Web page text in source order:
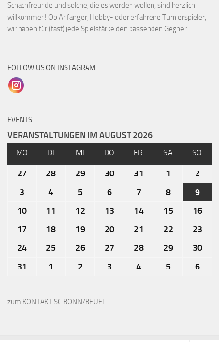
Schachfreunde und solche, die es werden wollen, sind herzlich
willkommen! Ob Anfänger, Hobby- oder erfahrene Turnierspieler,
wir haben für (fast) jede Spielstärke den passenden Gegner.
FOLLOW US ON INSTAGRAM
EVENTS
VERANSTALTUNGEN IM AUGUST 2026
MO DI MI DO FR SA SO
27 28 29 30 31 1
2
3
4 5 6 7 8
9
10
11 12 13 14 15
16
17
18 19 20 21 22
23
24
25 26 27 28 29
30
31
1 2 3 4 5 6
zum KONTAKT SC BONN/BEUEL